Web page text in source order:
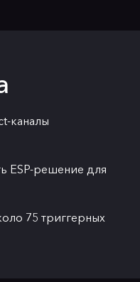
каналы
ESP-решение для
75 триггерных